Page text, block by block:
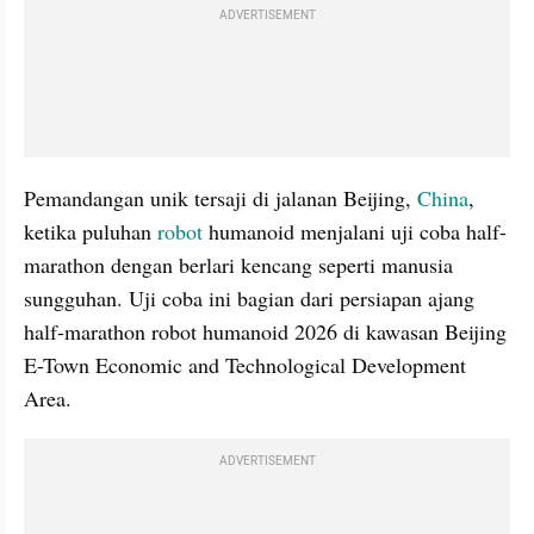
ADVERTISEMENT
Pemandangan unik tersaji di jalanan Beijing, China,
ketika puluhan robot humanoid menjalani uji coba half-
marathon dengan berlari kencang seperti manusia
sungguhan. Uji coba ini bagian dari persiapan ajang
half-marathon robot humanoid 2026 di kawasan Beijing
E-Town Economic and Technological Development
Area.
ADVERTISEMENT